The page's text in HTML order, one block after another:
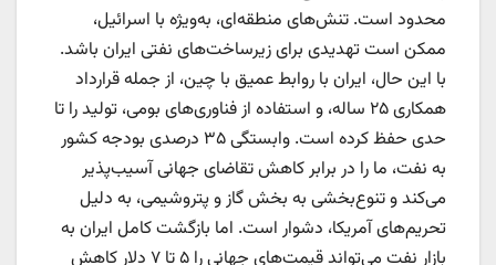
محدود است. تنش‌های منطقه‌ای، به‌ویژه با اسرائیل،
ممکن است تهدیدی برای زیرساخت‌های نفتی ایران باشد.
با این حال، ایران با روابط عمیق با چین، از جمله قرارداد
همکاری ۲۵ ساله، و استفاده از فناوری‌های بومی، تولید را تا
حدی حفظ کرده است. وابستگی ۳۵ درصدی بودجه کشور
به نفت، ما را در برابر کاهش تقاضای جهانی آسیب‌پذیر
می‌کند و تنوع‌بخشی به بخش گاز و پتروشیمی، به دلیل
تحریم‌های آمریکا، دشوار است. اما بازگشت کامل ایران به
بازار نفت می‌تواند قیمت‌های جهانی را ۵ تا ۷ دلار کاهش